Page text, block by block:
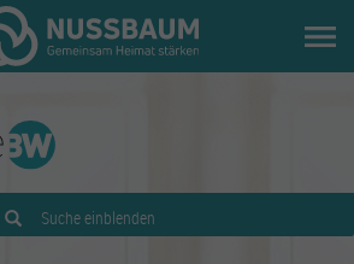
Suche einblenden